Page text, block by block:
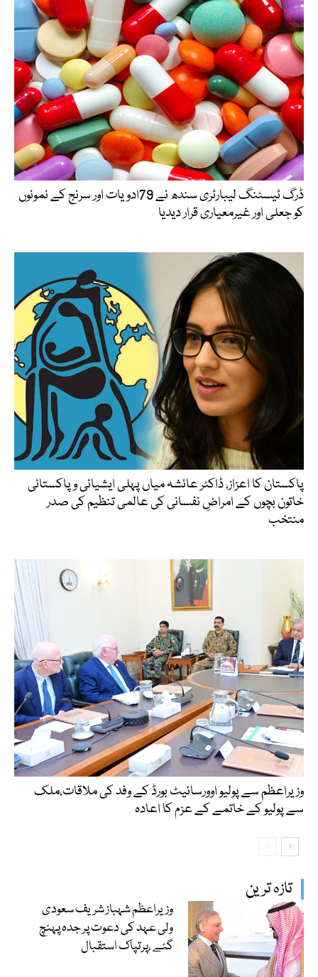
تازہ ترین
وزیراعظم شہباز شریف سعودی
ولی عہد کی دعوت پر جدہ پہنچ
گئے ،پرتپاک استقبال
ڈرگ ٹیسٹنگ لیبارٹری سندھ نے 79ادویات اور سرنج کے نمونوں
کو جعلی اور غیرمعیاری قرار دیدیا
پاکستان کا اعزاز، ڈاکٹر عائشہ میاں پہلی ایشیائی و پاکستانی
خاتون بچوں کے امراضِ نفسانی کی عالمی تنظیم کی صدر
منتخب
وزیراعظم سے پولیو اوورسائیٹ بورڈ کے وفد کی ملاقات،ملک
سے پولیو کے خاتمے کے عزم کا اعادہ